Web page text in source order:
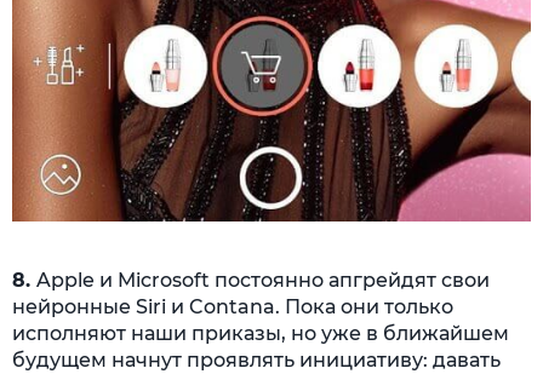
8. Apple и Microsoft постоянно апгрейдят свои
нейронные Siri и Contana. Пока они только
исполняют наши приказы, но уже в ближайшем
будущем начнут проявлять инициативу: давать